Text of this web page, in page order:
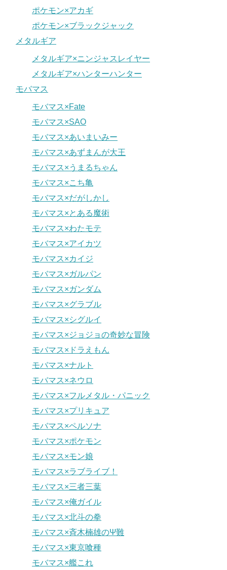
ポケモン×アカギ
ポケモン×ブラックジャック
メタルギア
メタルギア×ニンジャスレイヤー
メタルギア×ハンターハンター
モバマス
モバマス×Fate
モバマス×SAO
モバマス×あいまいみー
モバマス×あずまんが大王
モバマス×うまるちゃん
モバマス×こち亀
モバマス×だがしかし
モバマス×とある魔術
モバマス×わたモテ
モバマス×アイカツ
モバマス×カイジ
モバマス×ガルパン
モバマス×ガンダム
モバマス×グラブル
モバマス×シグルイ
モバマス×ジョジョの奇妙な冒険
モバマス×ドラえもん
モバマス×ナルト
モバマス×ネウロ
モバマス×フルメタル・パニック
モバマス×プリキュア
モバマス×ペルソナ
モバマス×ポケモン
モバマス×モン娘
モバマス×ラブライブ！
モバマス×三者三葉
モバマス×俺ガイル
モバマス×北斗の拳
モバマス×斉木楠雄のΨ難
モバマス×東京喰種
モバマス×艦これ